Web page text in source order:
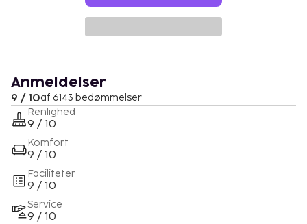
Anmeldelser
9 / 10af 6143 bedømmelser
Renlighed
9 / 10
Komfort
9 / 10
Faciliteter
9 / 10
Service
9 / 10